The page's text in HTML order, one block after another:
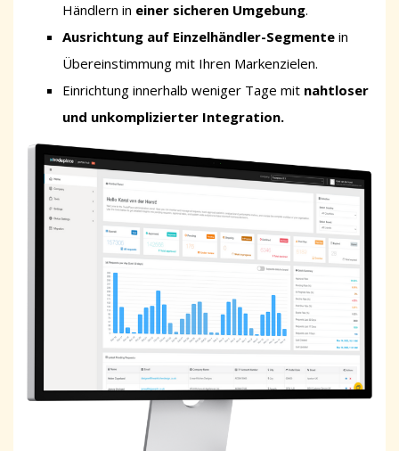
Händlern in einer sicheren Umgebung.
Ausrichtung auf Einzelhändler-Segmente in
Übereinstimmung mit Ihren Markenzielen.
Einrichtung innerhalb weniger Tage mit nahtloser
und unkomplizierter Integration.